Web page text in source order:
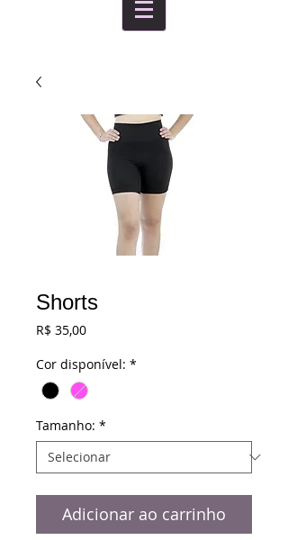
Shorts
R$ 35,00Preço
Cor disponível: *
Tamanho: *
Adicionar ao carrinho